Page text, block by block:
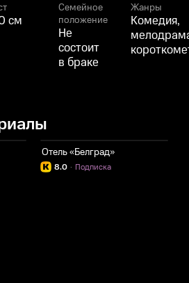
см
Семейное
положение
Не
состоит
в браке
Жанры
Комедия,
Отель «Белград»
8.0 Подписка
·